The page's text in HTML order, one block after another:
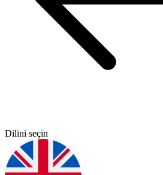
Dilini seçin